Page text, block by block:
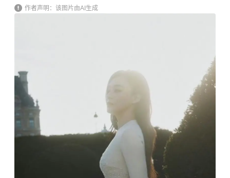
作者声明：该图片由AI生成